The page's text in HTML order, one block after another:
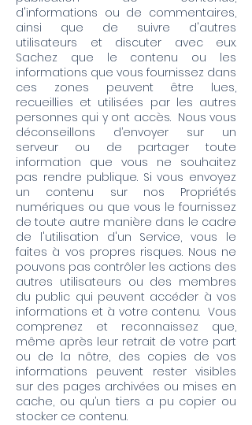
d'informations ou de commentaires,
ainsi que de suivre d'autres
utilisateurs et discuter avec eux.
Sachez que le contenu ou les
informations que vous fournissez dans
ces zones peuvent être lues,
recueillies et utilisées par les autres
personnes qui y ont accès. Nous vous
déconseillons d’envoyer sur un
serveur ou de partager toute
information que vous ne souhaitez
pas rendre publique. Si vous envoyez
un contenu sur nos Propriétés
numériques ou que vous le fournissez
de toute autre manière dans le cadre
de l'utilisation d'un Service, vous le
faites à vos propres risques. Nous ne
pouvons pas contrôler les actions des
autres utilisateurs ou des membres
du public qui peuvent accéder à vos
informations et à votre contenu. Vous
comprenez et reconnaissez que,
même après leur retrait de votre part
ou de la nôtre, des copies de vos
informations peuvent rester visibles
sur des pages archivées ou mises en
cache, ou qu’un tiers a pu copier ou
stocker ce contenu.